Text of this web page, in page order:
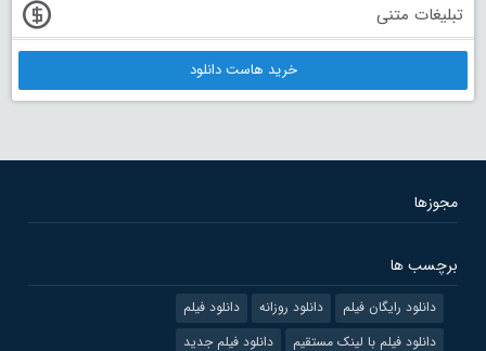
تبلیغات متنی
خرید هاست دانلود
مجوزها
برچسب ها
دانلود رایگان فیلم دانلود روزانه
دانلود فیلم
دانلود فیلم با لینک مستقیم
دانلود فیلم جدید